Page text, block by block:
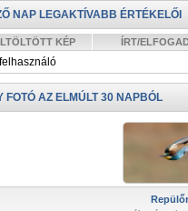
NAP LEGAKTÍVABB ÉRTÉKELŐI
KÉP ÍRT/
FOTÓ AZ ELMÚLT 30 NAPBÓL